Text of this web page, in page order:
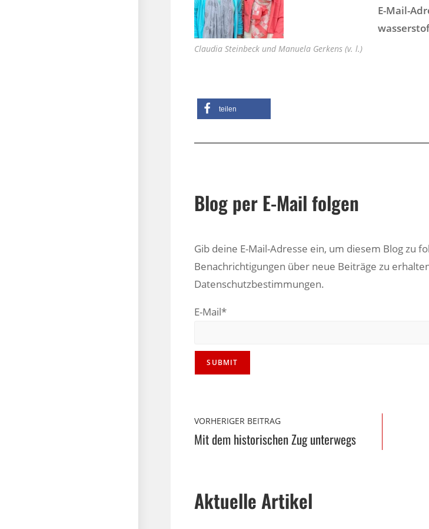
Claudia Steinbeck und Manuela Gerkens (v. l.)
E-Mail-
teilen
Blog per E-Mail folgen
Gib deine E-Mail-Adresse ein, um diesem Blog zu
Benachrichtigungen über neue Beiträge zu
Datenschutzbestimmungen.
E-Mail*
VORHERIGER BEITRAG
Mit dem historischen Zug unterwegs
Aktuelle Artikel